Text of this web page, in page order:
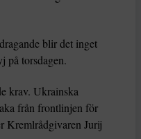
blir det inget
på torsdagen.
krav. Ukrainska
från frontlinjen för
Kremlrådgivaren Jurij